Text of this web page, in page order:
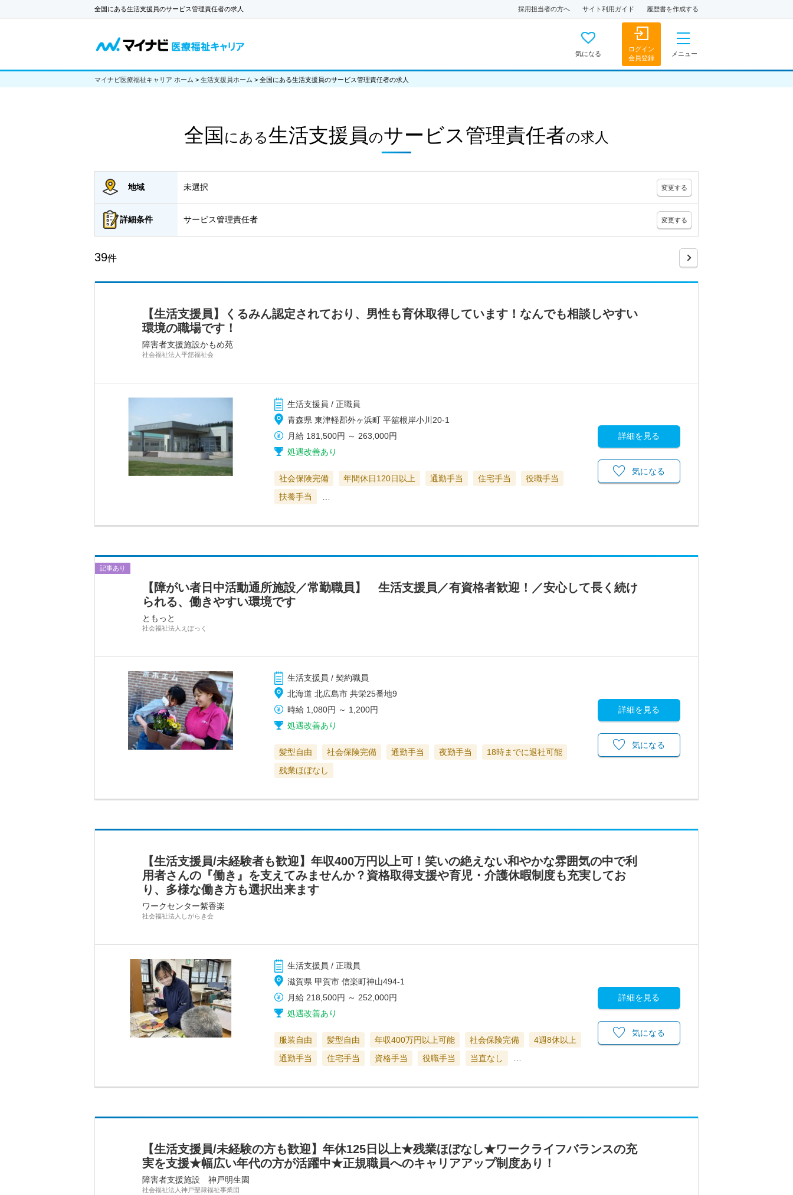
全国にある生活支援員のサービス管理責任者の求人 採用担当者の方へ サイト利用ガイド 履歴書を作成する
気になる
ログイン
会員登録
メニュー
マイナビ医療福祉キャリア ホーム > 生活支援員ホーム > 全国にある生活支援員のサービス管理責任者の求人
全国 にある生活支援員 のサービス管理責任者の求人
地域 未選択 変更する
詳細条件 サービス管理責任者 変更する
39件
【生活支援員】くるみん認定されており、男性も育休取得しています！なんでも相談しやすい
環境の職場です！
障害者支援施設かもめ苑
社会福祉法人平舘福祉会
生活支援員 / 正職員
青森県 東津軽郡外ヶ浜町 平舘根岸小川20-1
月給 181,500円 ～ 263,000円
処遇改善あり
社会保険完備 年間休日120日以上 通勤手当 住宅手当
役職手当
扶養手当
詳細を見る
気になる
記事あり
【障がい者日中活動通所施設／常勤職員】 生活支援員／有資格者歓迎！／安心して長く続け
られる、働きやすい環境です
ともっと
社会福祉法人えぽっく
生活支援員 / 契約職員
北海道 北広島市 共栄25番地9
時給 1,080円 ～ 1,200円
処遇改善あり
髪型自由 社会保険完備 通勤手当 夜勤手当
18時までに退社可能
残業ほぼなし
詳細を見る
気になる
【生活支援員/未経験者も歓迎】年収400万円以上可！笑いの絶えない和やかな雰囲気の中で利
用者さんの『働き』を支えてみませんか？資格取得支援や育児・介護休暇制度も充実してお
り、多様な働き方も選択出来ます
ワークセンター紫香楽
社会福祉法人しがらき会
生活支援員 / 正職員
滋賀県 甲賀市 信楽町神山494‐1
月給 218,500円 ～ 252,000円
処遇改善あり
服装自由 髪型自由 年収400万円以上可能 社会保険完備
4週8休以上
通勤手当
住宅手当 資格手当 役職手当 当直なし
詳細を見る
気になる
【生活支援員/未経験の方も歓迎】年休125日以上★残業ほぼなし★ワークライフバランスの充
実を支援★幅広い年代の方が活躍中★正規職員へのキャリアアップ制度あり！
障害者支援施設 神戸明生園
社会福祉法人神戸聖隷福祉事業団